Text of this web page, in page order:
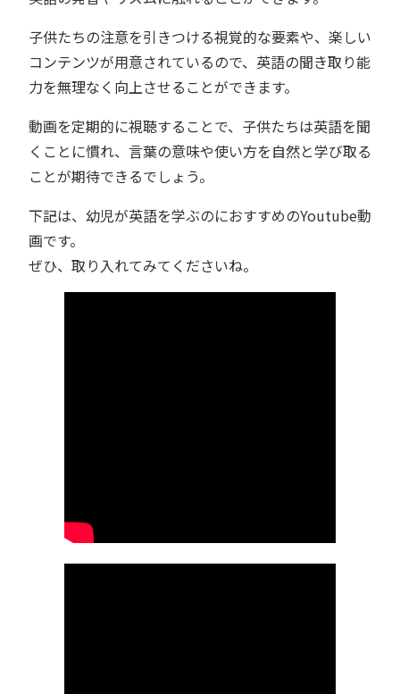
子供たちの注意を引きつける視覚的な要素や、楽しい
コンテンツが用意されているので、英語の聞き取り能
力を無理なく向上させることができます。
動画を定期的に視聴することで、子供たちは英語を聞
くことに慣れ、言葉の意味や使い方を自然と学び取る
ことが期待できるでしょう。
下記は、幼児が英語を学ぶのにおすすめのYoutube動
画です。
ぜひ、取り入れてみてくださいね。